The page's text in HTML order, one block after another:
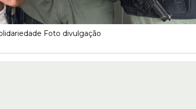
Foto divulgação